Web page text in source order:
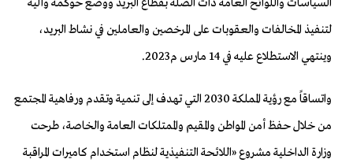
لتنفيذ المخالفات والعقوبات على المرخصين والعاملين في نشاط البريد،
وينتهي الاستطلاع عليه في 14 مارس م2023.
واتساقاً مع رؤية المملكة 2030 التي تهدف إلى تنمية وتقدم ورفاهية المجتمع
من خلال حفظ أمن المواطن والمقيم والممتلكات العامة والخاصة، طرحت
وزارة الداخلية مشروع «اللائحة التنفيذية لنظام استخدام كاميرات المراقبة